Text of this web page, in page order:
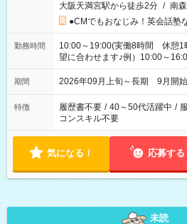
大阪天満宮駅から徒歩2分 / 南
●CMでもおなじみ！英会話塾
勤務時間
10:00～19:00(実働8時間 休憩1
望に合わせます♪例）10:00～
期間 2026年09月上旬～長期 9月開
特徴 履歴書不要 / 40～50代活躍中 /
コンスキル不要
気になる！ 応募する
未読